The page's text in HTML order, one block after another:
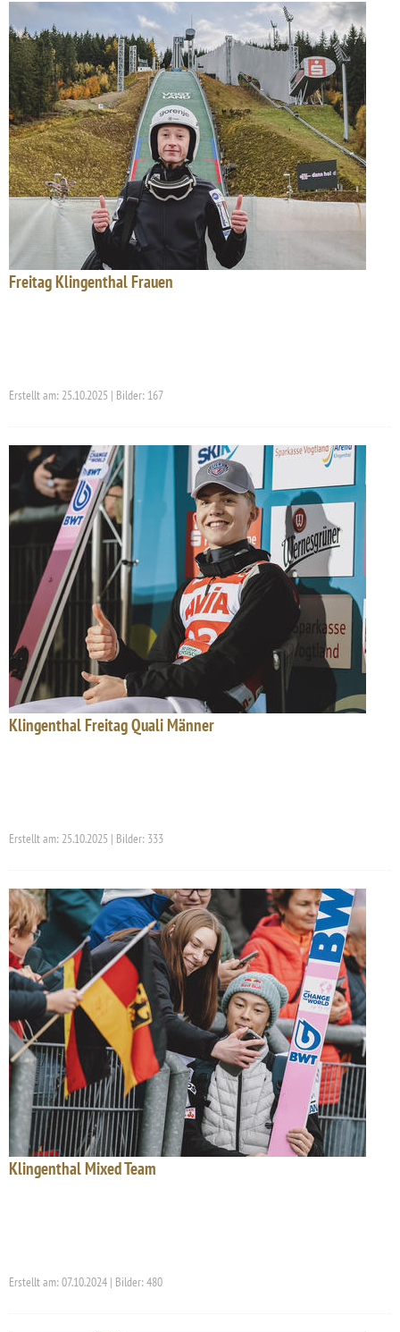
Freitag Klingenthal Frauen
Erstellt am: 25.10.2025 | Bilder: 167
Klingenthal Freitag Quali Männer
Erstellt am: 25.10.2025 | Bilder: 333
Klingenthal Mixed Team
Erstellt am: 07.10.2024 | Bilder: 480